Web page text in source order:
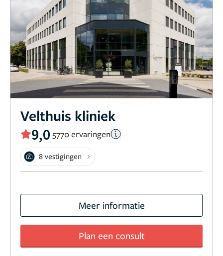
Velthuis kliniek
9,0 5770 ervaringen
8 vestigingen
Meer informatie
Plan een consult